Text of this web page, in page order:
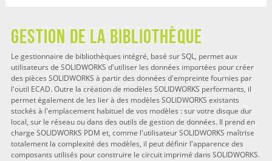
Gestion de la bibliothèque
Le gestionnaire de bibliothèques intégré, basé sur SQL, permet aux
utilisateurs de SOLIDWORKS d'utiliser les données importées pour créer
des pièces SOLIDWORKS à partir des données d'empreinte fournies par
l'outil ECAD. Outre la création de modèles SOLIDWORKS performants, il
permet également de les lier à des modèles SOLIDWORKS existants
stockés à l'emplacement habituel de vos modèles : sur votre disque dur
local, sur le réseau ou dans des outils de gestion de données. Il prend en
charge SOLIDWORKS PDM et, comme l'utilisateur SOLIDWORKS maîtrise
totalement la complexité des modèles, il peut définir l'apparence des
composants utilisés pour construire le circuit imprimé dans SOLIDWORKS.